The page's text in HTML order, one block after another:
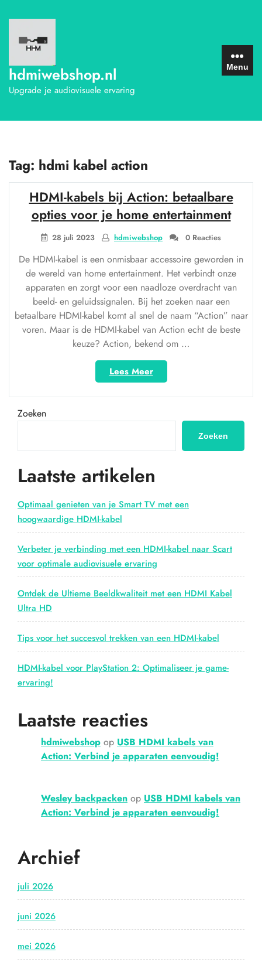
naar
inhoud
hdmiwebshop.nl
Upgrade je audiovisuele ervaring
Menu
Tag: hdmi kabel action
HDMI-kabels bij Action: betaalbare
opties voor je home entertainment
28 juli 2023 hdmiwebshop 0 Reacties
De HDMI-kabel is een onmisbaar accessoire geworden in
de wereld van home entertainment. Het verbindt onze
apparaten en zorgt voor een naadloze overdracht van
beeld- en geluidssignalen. Bij het zoeken naar een
betaalbare HDMI-kabel komt al snel de naam “Action” naar
voren. Maar is de HDMI-kabel van Action echt de beste
keuze? Action, bekend om …
Lees Meer“HDMI-
kabels
bij
betaalbare
voor
home
Zoeken
Zoeken
Laatste artikelen
Optimaal genieten van je Smart TV met een
hoogwaardige HDMI-kabel
Verbeter je verbinding met een HDMI-kabel naar Scart
voor optimale audiovisuele ervaring
Ontdek de Ultieme Beeldkwaliteit met een HDMI Kabel
Ultra HD
Tips voor het succesvol trekken van een HDMI-kabel
HDMI-kabel voor PlayStation 2: Optimaliseer je game-
ervaring!
Laatste reacties
hdmiwebshop op USB HDMI kabels van
Action: Verbind je apparaten eenvoudig!
Wesley backpacken op USB HDMI kabels van
Action: Verbind je apparaten eenvoudig!
Archief
juli 2026
juni 2026
mei 2026